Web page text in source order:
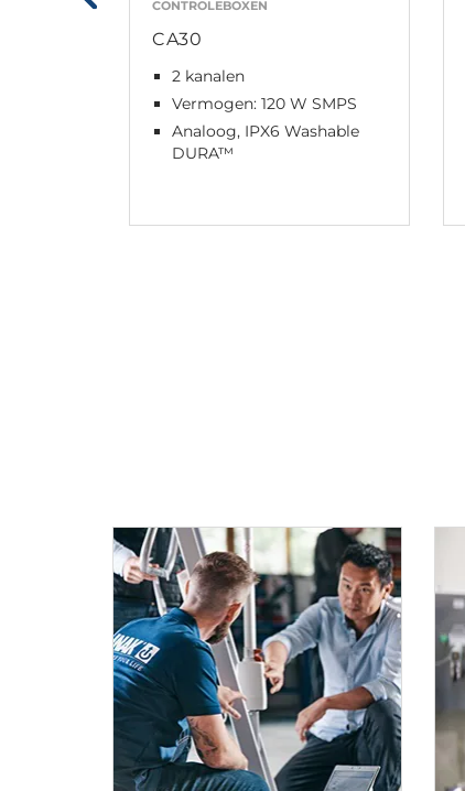
CONTROLEBOXEN
CA30
2 kanalen
Vermogen: 120 W SMPS
Analoog, IPX6 Washable
DURA™